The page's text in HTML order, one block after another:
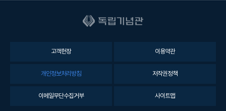
고객헌장 이용약관
개인정보처리방침 저작권정책
이메일무단수집거부 사이트맵